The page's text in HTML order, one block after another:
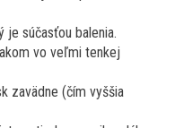
je súčasťou balenia.
vo veľmi tenkej
zavädne (čím vyššia